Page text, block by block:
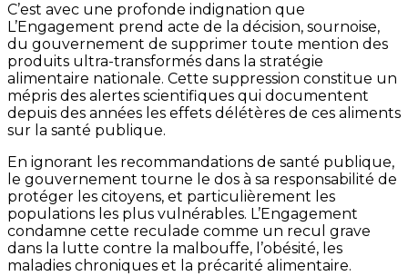
C’est avec une profonde indignation que
L’Engagement prend acte de la décision, sournoise,
du gouvernement de supprimer toute mention des
produits ultra-transformés dans la stratégie
alimentaire nationale. Cette suppression constitue un
mépris des alertes scientifiques qui documentent
depuis des années les effets délétères de ces aliments
sur la santé publique.
En ignorant les recommandations de santé publique,
le gouvernement tourne le dos à sa responsabilité de
protéger les citoyens, et particulièrement les
populations les plus vulnérables. L’Engagement
condamne cette reculade comme un recul grave
dans la lutte contre la malbouffe, l’obésité, les
maladies chroniques et la précarité alimentaire.